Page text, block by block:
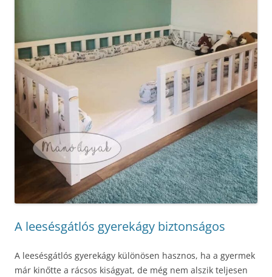
A leesésgátlós gyerekágy biztonságos
A leesésgátlós gyerekágy különösen hasznos, ha a gyermek
már kinőtte a rácsos kiságyat, de még nem alszik teljesen